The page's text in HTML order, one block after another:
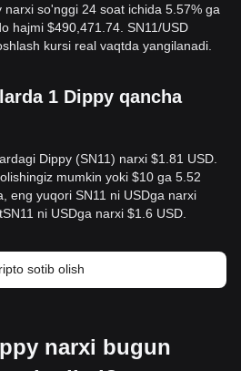
so'nggi 24 soat ichida 5.57% ga
hajmi $490,471.74. SN11/USD
kursi real vaqtda yangilanadi.
1 Dippy qancha
Dippy (SN11) narxi $1.81 USD.
mumkin yoki $10 ga 5.52
eng yuqori SN11 ni USDga narxi
ni USDga narxi $1.6 USD.
sotib olish
narxi bugun